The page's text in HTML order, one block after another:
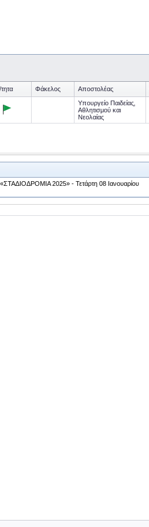
Φάκελος Αποστολέας
Υπουργείο Παιδείας,
Αθλητισμού και
Νεολαίας
2025» - Τετάρτη 08 Ιανουαρίου